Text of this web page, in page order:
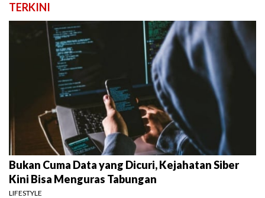
TERKINI
Bukan Cuma Data yang Dicuri, Kejahatan Siber
Kini Bisa Menguras Tabungan
LIFESTYLE